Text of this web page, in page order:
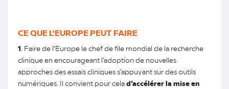
CE QUE L'EUROPE PEUT FAIRE
1 . Faire de l’Europe le chef de file mondial de la recherche
clinique en encourageant l’adoption de nouvelles
approches des essais cliniques s’appuyant sur des outils
numériques. Il convient pour celad’accélérer la mise en